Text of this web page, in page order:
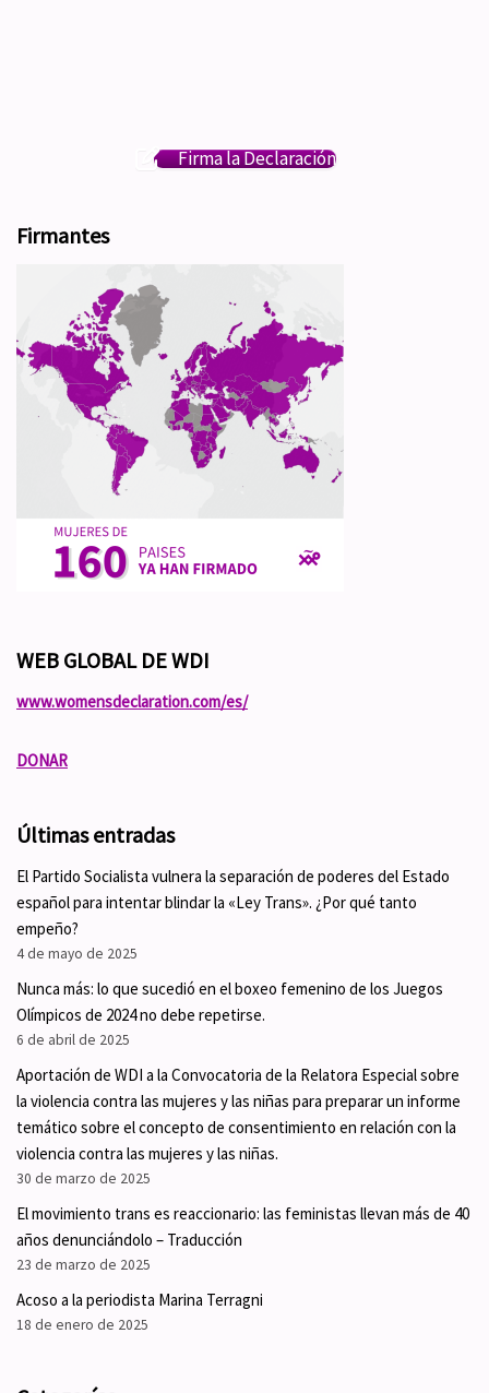
Firma la Declaración
Firmantes
WEB GLOBAL DE WDI
www.womensdeclaration.com/es/
DONAR
Últimas entradas
El Partido Socialista vulnera la separación de poderes del Estado
español para intentar blindar la «Ley Trans». ¿Por qué tanto
empeño?
4 de mayo de 2025
Nunca más: lo que sucedió en el boxeo femenino de los Juegos
Olímpicos de 2024 no debe repetirse.
6 de abril de 2025
Aportación de WDI a la Convocatoria de la Relatora Especial sobre
la violencia contra las mujeres y las niñas para preparar un informe
temático sobre el concepto de consentimiento en relación con la
violencia contra las mujeres y las niñas.
30 de marzo de 2025
El movimiento trans es reaccionario: las feministas llevan más de 40
años denunciándolo – Traducción
23 de marzo de 2025
Acoso a la periodista Marina Terragni
18 de enero de 2025